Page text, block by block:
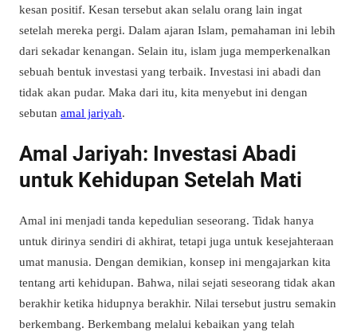
kesan positif. Kesan tersebut akan selalu orang lain ingat
setelah mereka pergi. Dalam ajaran Islam, pemahaman ini lebih
dari sekadar kenangan. Selain itu, islam juga memperkenalkan
sebuah bentuk investasi yang terbaik. Investasi ini abadi dan
tidak akan pudar. Maka dari itu, kita menyebut ini dengan
sebutan amal jariyah.
Amal Jariyah: Investasi Abadi
untuk Kehidupan Setelah Mati
Amal ini menjadi tanda kepedulian seseorang. Tidak hanya
untuk dirinya sendiri di akhirat, tetapi juga untuk kesejahteraan
umat manusia. Dengan demikian, konsep ini mengajarkan kita
tentang arti kehidupan. Bahwa, nilai sejati seseorang tidak akan
berakhir ketika hidupnya berakhir. Nilai tersebut justru semakin
berkembang. Berkembang melalui kebaikan yang telah